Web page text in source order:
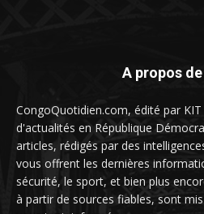
A propos
CongoQuotidien.com, édité par
d'actualités en République
articles, rédigés par des
vous offrent les dernières
sécurité, le sport, et bien plus
à partir de sources fiables, sont